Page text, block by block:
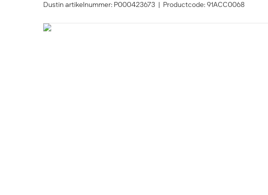
Dustin artikelnummer: P000423673 | Productcode: 91ACC0068